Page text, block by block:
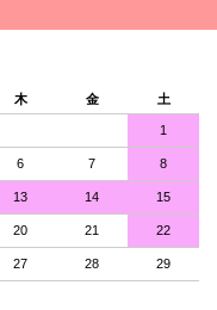
木 金 土
1
6 7 8
13 14 15
20 21 22
27 28 29